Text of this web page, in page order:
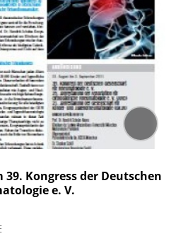
39. Kongress der Deutschen
e. V.